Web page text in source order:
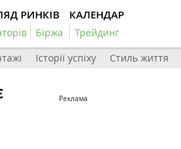
РИНКІВ КАЛЕНДАР
Біржа Трейдинг
Історії успіху Стиль життя
Реклама